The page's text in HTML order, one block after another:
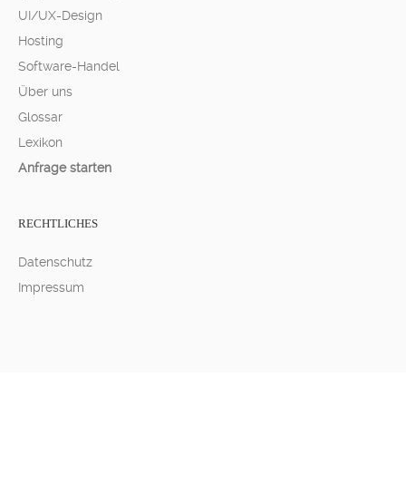
UI/UX-Design
Hosting
Software-Handel
Über uns
Glossar
Lexikon
Anfrage starten
RECHTLICHES
Datenschutz
Impressum